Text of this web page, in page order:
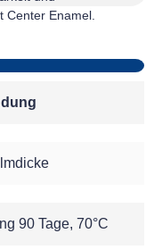
Center Enamel.
90 Tage, 70°C